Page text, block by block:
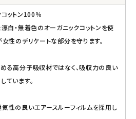
ットン100％
白・無着色のオーガニックコットンを使
性のデリケートな部分を守ります。
る高分子吸収材ではなく、吸収力の良い
ています。
性の良いエアースルーフィルムを採用し